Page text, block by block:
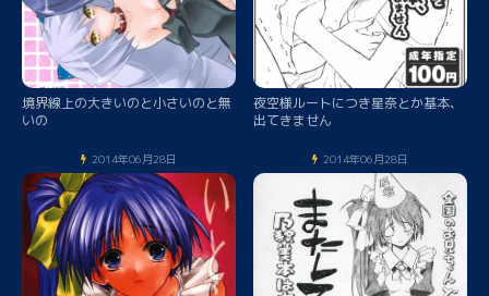
境界線上の大きいのと小さいのと無
いの
夜空様ルートにつき星奈とか基本、
出てきません
2014年06月28日 2014年06月28日